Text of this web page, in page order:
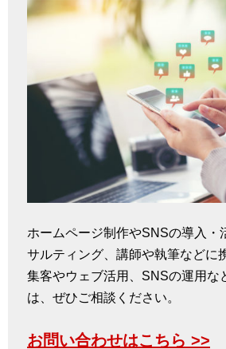
ホームページ制作やSNSの導入・
サルティング、講師や執筆などに
集客やウェブ活用、SNSの運用な
は、ぜひご相談ください。
お問い合わせはこちら >>